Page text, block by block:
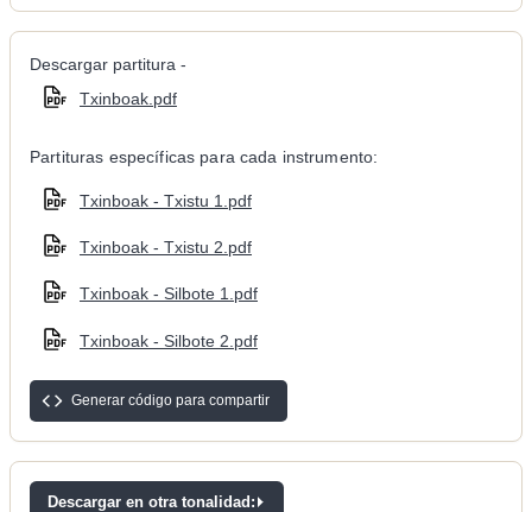
Descargar partitura -
Txinboak.pdf
Partituras específicas para cada instrumento:
Txinboak - Txistu 1.pdf
Txinboak - Txistu 2.pdf
Txinboak - Silbote 1.pdf
Txinboak - Silbote 2.pdf
Generar código para compartir
Descargar en otra tonalidad: